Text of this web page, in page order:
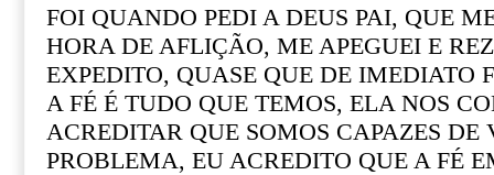
FOI QUANDO PEDI A DEUS PAI, QUE
HORA DE AFLIÇÃO, ME APEGUEI E
EXPEDITO, QUASE QUE DE IMEDIATO
A FÉ É TUDO QUE TEMOS, ELA NOS
ACREDITAR QUE SOMOS CAPAZES DE
PROBLEMA, EU ACREDITO QUE A FÉ